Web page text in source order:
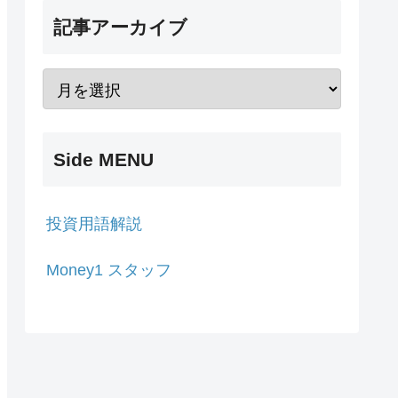
記事アーカイブ
Side MENU
投資用語解説
Money1 スタッフ